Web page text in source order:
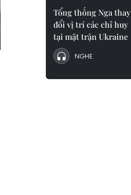
Tổng thống Nga thay
đổi vị trí các chỉ huy
tại mặt trận Ukraine
NGHE